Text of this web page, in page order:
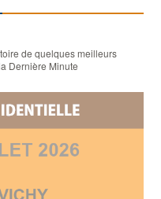
de quelques meilleurs
Dernière Minute